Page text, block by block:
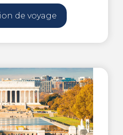
de voyage